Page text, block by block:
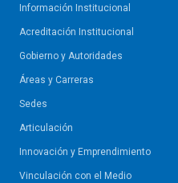
Información Institucional
Acreditación Institucional
Gobierno y Autoridades​
Áreas y Carreras
Sedes
Articulación
Innovación y Emprendimiento
Vinculación con el Medio